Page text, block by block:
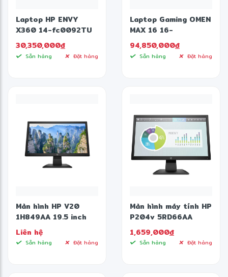
Laptop HP ENVY
X360 14-fc0092TU
A19C2PA (Intel Core
Ultra 5 125U | 16GB |
1TB | 14 inch 3K
30,350,000đ
Sẵn hàng Đặt hàng
Laptop Gaming OMEN
MAX 16 16-
ah0186TX (Intel
Core Ultra 7 255HX |
RTX 5080 | 16 inch
94,850,000đ
Sẵn hàng Đặt hàng
Màn hình HP V20
1H849AA 19.5 inch
HD+ TN
Liên hệ
Sẵn hàng Đặt hàng
Màn hình máy tính HP
P204v 5RD66AA
19.5inch HD+ 60Hz
1,659,000đ
Sẵn hàng Đặt hàng